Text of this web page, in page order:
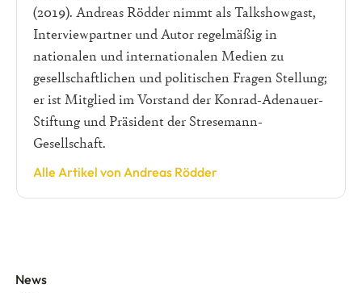
(2019). Andreas Rödder nimmt als Talkshowgast,
Interviewpartner und Autor regelmäßig in
nationalen und internationalen Medien zu
gesellschaftlichen und politischen Fragen Stellung;
er ist Mitglied im Vorstand der Konrad-Adenauer-
Stiftung und Präsident der Stresemann-
Gesellschaft.
Alle Artikel von Andreas Rödder
News